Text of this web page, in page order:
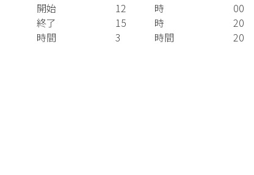
開始 12 時 00
終了
15 時 20
時間
3 時間 20